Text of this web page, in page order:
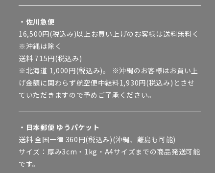
・佐川急便
16,500円(税込み)以上お買い上げのお客様は送料無料く
※沖縄は除く
送料 715円(税込み)
※北海道 1,000円(税込み)。 ※沖縄のお客様はお買い上
げ金額に関わらず航空便中継料1,930円(税込み)とさせ
ていただきますので予めご了承ください。
・日本郵便 ゆうパケット
送料 全国一律 360円(税込み)(沖縄、離島も可能)
サイズ：厚み3cm・1kg・A4サイズまでの商品発送可能
です。